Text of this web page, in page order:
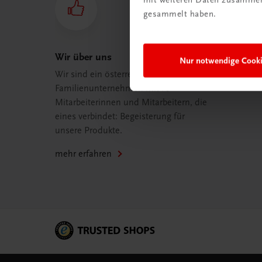
gesammelt haben.
Nur notwendige
Wir über uns
Wir sind ein österreichisches
Familienunternehmen mit 75
Mitarbeiterinnen und Mitarbeitern, die
eines verbindet: Begeisterung für
unsere Produkte.
mehr erfahren